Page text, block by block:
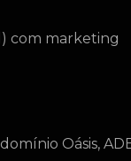
com marketing
Oásis,